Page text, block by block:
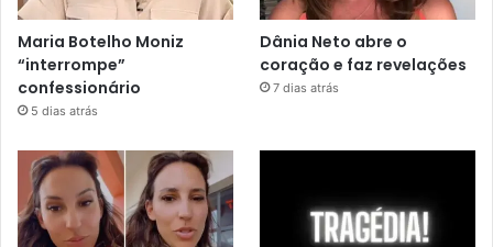
Maria Botelho Moniz
“interrompe”
confessionário
5 dias atrás
Dânia Neto abre o
coração e faz revelações
7 dias atrás